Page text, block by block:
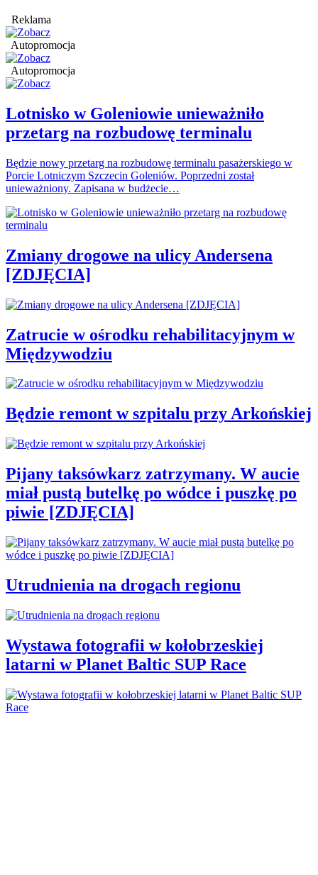
Reklama
Autopromocja
Autopromocja
Lotnisko w Goleniowie unieważniło
przetarg na rozbudowę terminalu
Będzie nowy przetarg na rozbudowę terminalu pasażerskiego w
Porcie Lotniczym Szczecin Goleniów. Poprzedni został
unieważniony. Zapisana w budżecie…
Zmiany drogowe na ulicy Andersena
[ZDJĘCIA]
Zatrucie w ośrodku rehabilitacyjnym w
Międzywodziu
Będzie remont w szpitalu przy Arkońskiej
Pijany taksówkarz zatrzymany. W aucie
miał pustą butelkę po wódce i puszkę po
piwie [ZDJĘCIA]
Utrudnienia na drogach regionu
Wystawa fotografii w kołobrzeskiej
latarni w Planet Baltic SUP Race